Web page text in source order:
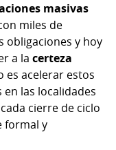
masivas
miles de
obligaciones y hoy
a la certeza
es acelerar estos
las localidades
cierre de ciclo
formal y